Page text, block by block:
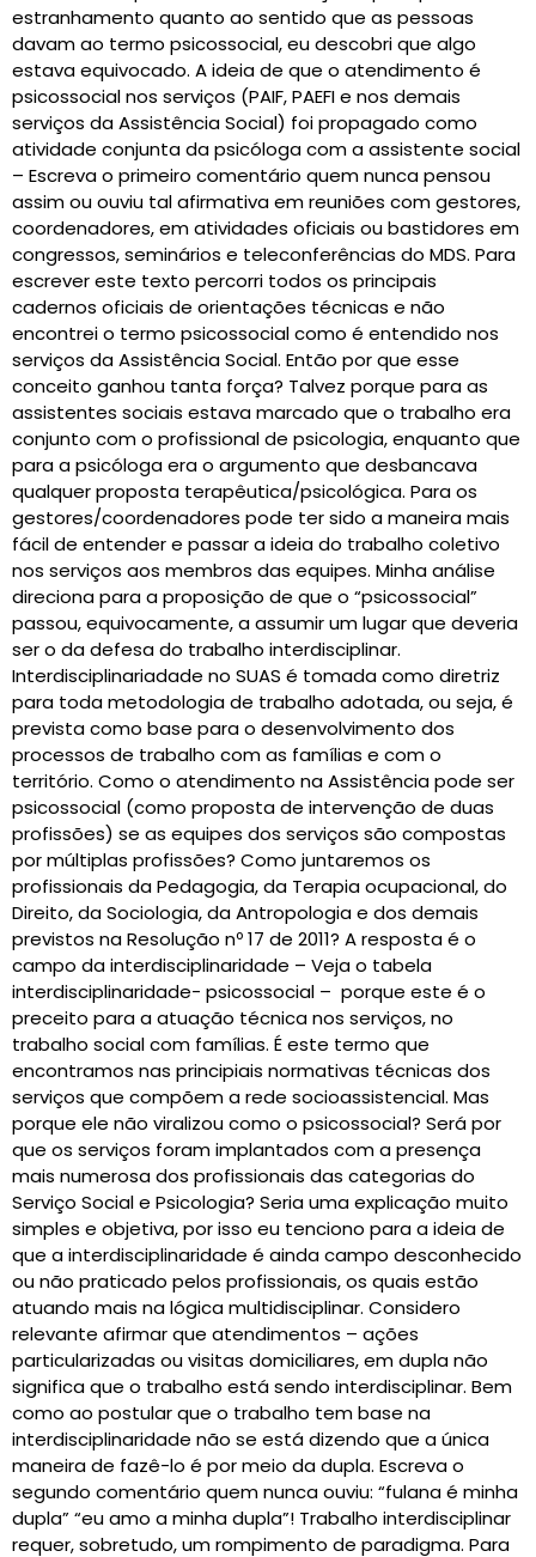
estranhamento quanto ao sentido que as pessoas
davam ao termo psicossocial, eu descobri que algo
estava equivocado. A ideia de que o atendimento é
psicossocial nos serviços (PAIF, PAEFI e nos demais
serviços da Assistência Social) foi propagado como
atividade conjunta da psicóloga com a assistente social
– Escreva o primeiro comentário quem nunca pensou
assim ou ouviu tal afirmativa em reuniões com gestores,
coordenadores, em atividades oficiais ou bastidores em
congressos, seminários e teleconferências do MDS. Para
escrever este texto percorri todos os principais
cadernos oficiais de orientações técnicas e não
encontrei o termo psicossocial como é entendido nos
serviços da Assistência Social. Então por que esse
conceito ganhou tanta força? Talvez porque para as
assistentes sociais estava marcado que o trabalho era
conjunto com o profissional de psicologia, enquanto que
para a psicóloga era o argumento que desbancava
qualquer proposta terapêutica/psicológica. Para os
gestores/coordenadores pode ter sido a maneira mais
fácil de entender e passar a ideia do trabalho coletivo
nos serviços aos membros das equipes. Minha análise
direciona para a proposição de que o “psicossocial”
passou, equivocamente, a assumir um lugar que deveria
ser o da defesa do trabalho interdisciplinar.
Interdisciplinariadade no SUAS é tomada como diretriz
para toda metodologia de trabalho adotada, ou seja, é
prevista como base para o desenvolvimento dos
processos de trabalho com as famílias e com o
território. Como o atendimento na Assistência pode ser
psicossocial (como proposta de intervenção de duas
profissões) se as equipes dos serviços são compostas
por múltiplas profissões? Como juntaremos os
profissionais da Pedagogia, da Terapia ocupacional, do
Direito, da Sociologia, da Antropologia e dos demais
previstos na Resolução nº 17 de 2011? A resposta é o
campo da interdisciplinaridade – Veja o tabela
interdisciplinaridade- psicossocial – porque este é o
preceito para a atuação técnica nos serviços, no
trabalho social com famílias. É este termo que
encontramos nas principiais normativas técnicas dos
serviços que compõem a rede socioassistencial. Mas
porque ele não viralizou como o psicossocial? Será por
que os serviços foram implantados com a presença
mais numerosa dos profissionais das categorias do
Serviço Social e Psicologia? Seria uma explicação muito
simples e objetiva, por isso eu tenciono para a ideia de
que a interdisciplinaridade é ainda campo desconhecido
ou não praticado pelos profissionais, os quais estão
atuando mais na lógica multidisciplinar. Considero
relevante afirmar que atendimentos – ações
particularizadas ou visitas domiciliares, em dupla não
significa que o trabalho está sendo interdisciplinar. Bem
como ao postular que o trabalho tem base na
interdisciplinaridade não se está dizendo que a única
maneira de fazê-lo é por meio da dupla. Escreva o
segundo comentário quem nunca ouviu: “fulana é minha
dupla” “eu amo a minha dupla”! Trabalho interdisciplinar
requer, sobretudo, um rompimento de paradigma. Para